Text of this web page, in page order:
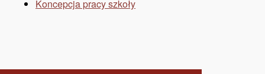
Koncepcja pracy szkoły